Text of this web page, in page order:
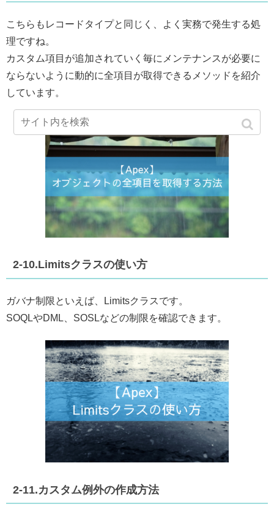
こちらもレコードタイプと同じく、よく実務で発生する処
理ですね。
カスタム項目が追加されていく毎にメンテナンスが必要に
ならないように動的に全項目が取得できるメソッドを紹介
しています。
2-10.Limitsクラスの使い方
ガバナ制限といえば、Limitsクラスです。
SOQLやDML、SOSLなどの制限を確認できます。
2-11.カスタム例外の作成方法